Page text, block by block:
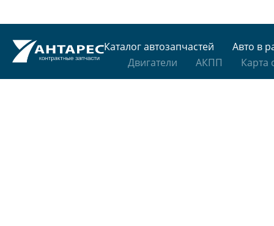
Каталог автозапчастей
Авто в
Двигатели
АКПП Карта